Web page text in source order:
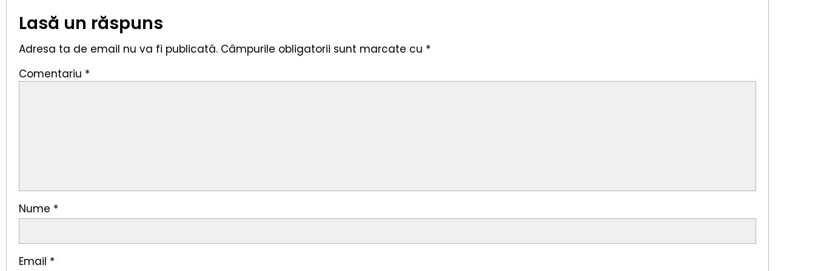
Lasă un răspuns
Adresa ta de email nu va fi publicată. Câmpurile obligatorii sunt marcate cu *
Comentariu *
Nume *
Email *